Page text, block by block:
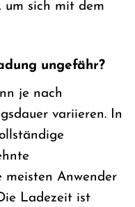
um sich mit dem
ungefähr?
je nach
variieren. In
meisten Anwender
Ladezeit ist